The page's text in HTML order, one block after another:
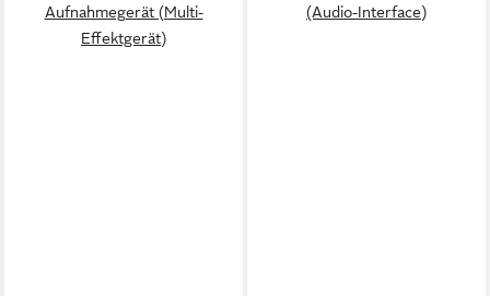
Aufnahmegerät (Multi-
Effektgerät)
(Audio-Interface)